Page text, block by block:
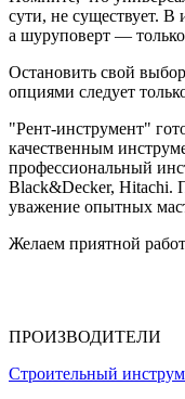
сути, не существует. В
а шуруповерт —
Остановить свой
опциями следует
"Рент-инструмент"
качественным
профессиональный
Black&Decker, Hitachi.
уважение опытных
Желаем приятной
ПРОИЗВОДИТЕЛИ
Строительный